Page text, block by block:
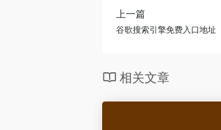
上一篇
谷歌搜索引擎免费入口地址
相关文章